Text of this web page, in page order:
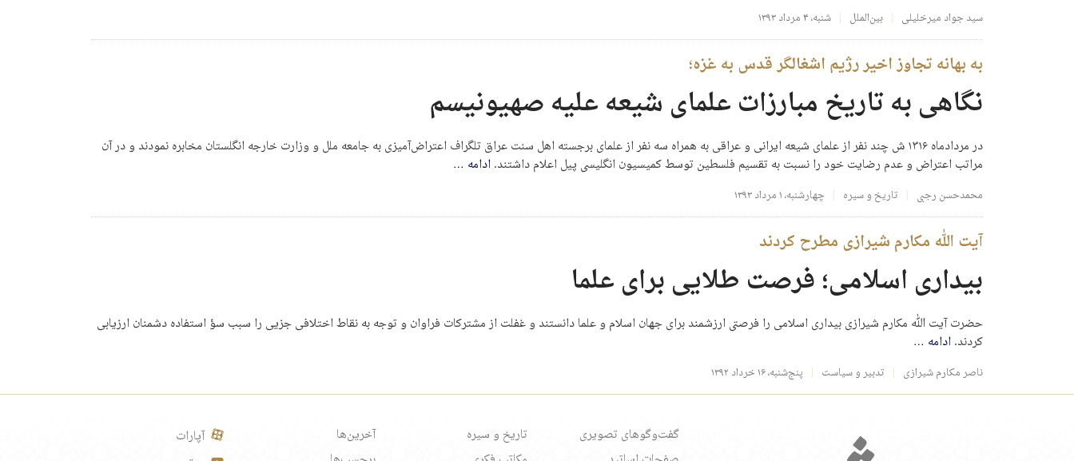
سید جواد میرخلیلی بین‌الملل شنبه، ۴ مرداد ۱۳۹۳
به بهانه تجاوز اخیر رژیم اشغالگر قدس به غزه؛
نگاهی به تاریخ مبارزات علمای شیعه علیه صهیونیسم
در مردادماه ۱۳۱۶ ش چند نفر از علمای شیعه ایرانی و عراقی به همراه سه نفر از علمای برجسته اهل سنت عراق تلگراف اعتراض‌آمیزی به جامعه ملل و وزارت خارجه انگلستان مخابره نمودند و در آن
مراتب اعتراض و عدم رضایت خود را نسبت به تقسیم فلسطین توسط کمیسیون انگلیسی پیل اعلام داشتند.ادامه …
محمدحسن رجبی تاریخ و سیره چهارشنبه، ۱ مرداد ۱۳۹۳
آیت الله مکارم شیرازی مطرح کردند
بیداری اسلامی؛ فرصت طلایی برای علما
حضرت آیت الله مکارم شیرازی بیداری اسلامی را فرصتی ارزشمند برای جهان اسلام و علما دانستند و غفلت از مشترکات فراوان و توجه به نقاط اختلافی جزیی را سبب سؤ استفاده دشمنان ارزیابی
کردند.ادامه …
ناصر مکارم شیرازی تدبیر و سیاست پنج‌شنبه، ۱۶ خرداد ۱۳۹۲
گفت‌وگوهای تصویری
تاریخ و سیره
آخرین‌ها
آپارات